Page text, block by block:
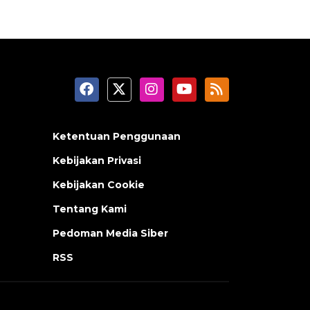
Ketentuan Penggunaan
Kebijakan Privasi
Kebijakan Cookie
Tentang Kami
Pedoman Media Siber
RSS